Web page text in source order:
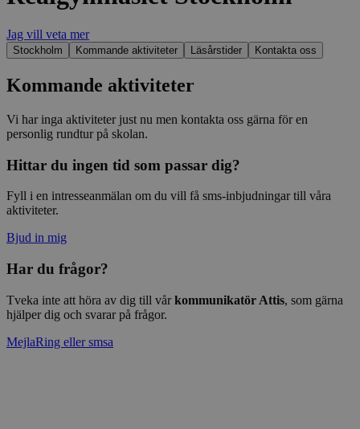
Jag vill veta mer
Stockholm Kommande aktiviteter Läsårstider Kontakta oss
Kommande aktiviteter
Vi har inga aktiviteter just nu men kontakta oss gärna för en
personlig rundtur på skolan.
Hittar du ingen tid som passar dig?
Fyll i en intresseanmälan om du vill få sms-inbjudningar till våra
aktiviteter.
Bjud in mig
Har du frågor?
Tveka inte att höra av dig till vårkommunikatör Attis, som gärna
hjälper dig och svarar på frågor.
MejlaRing eller smsa